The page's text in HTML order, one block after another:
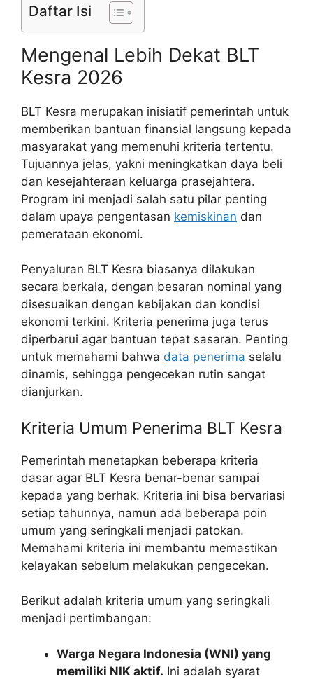
Daftar Isi
Mengenal Lebih Dekat BLT
Kesra 2026
BLT Kesra merupakan inisiatif pemerintah untuk
memberikan bantuan finansial langsung kepada
masyarakat yang memenuhi kriteria tertentu.
Tujuannya jelas, yakni meningkatkan daya beli
dan kesejahteraan keluarga prasejahtera.
Program ini menjadi salah satu pilar penting
dalam upaya pengentasan kemiskinan dan
pemerataan ekonomi.
Penyaluran BLT Kesra biasanya dilakukan
secara berkala, dengan besaran nominal yang
disesuaikan dengan kebijakan dan kondisi
ekonomi terkini. Kriteria penerima juga terus
diperbarui agar bantuan tepat sasaran. Penting
untuk memahami bahwa data penerima selalu
dinamis, sehingga pengecekan rutin sangat
dianjurkan.
Kriteria Umum Penerima BLT Kesra
Pemerintah menetapkan beberapa kriteria
dasar agar BLT Kesra benar-benar sampai
kepada yang berhak. Kriteria ini bisa bervariasi
setiap tahunnya, namun ada beberapa poin
umum yang seringkali menjadi patokan.
Memahami kriteria ini membantu memastikan
kelayakan sebelum melakukan pengecekan.
Berikut adalah kriteria umum yang seringkali
menjadi pertimbangan:
Warga Negara Indonesia (WNI) yang
memiliki NIK aktif. Ini adalah syarat